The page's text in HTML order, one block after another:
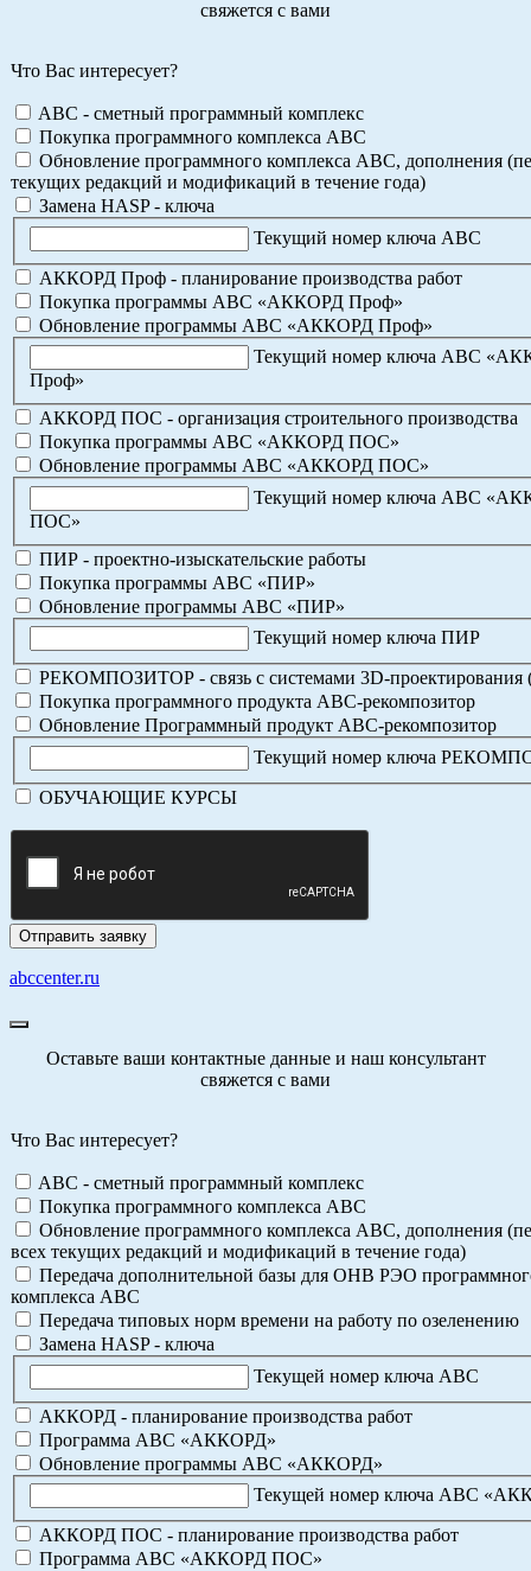
свяжется с вами
Что Вас интересует?
ABC - сметный программный комплекс
Покупка программного комплекса АВС
Обновление программного комплекса АВС, дополнения
текущих редакций и модификаций в течение года)
Замена HASP - ключа
Текущий номер ключа АВС
АККОРД Проф - планирование производства работ
Покупка программы АВС «АККОРД Проф»
Обновление программы АВС «АККОРД Проф»
Текущий номер ключа АВС
Проф»
АККОРД ПОС - организация строительного производства
Покупка программы АВС «АККОРД ПОС»
Обновление программы АВС «АККОРД ПОС»
Текущий номер ключа АВС
ПОС»
ПИР - проектно-изыскательские работы
Покупка программы АВС «ПИР»
Обновление программы АВС «ПИР»
Текущий номер ключа ПИР
РЕКОМПОЗИТОР - связь с системами 3D-проектирования
Покупка программного продукта АВС-рекомпозитор
Обновление Программный продукт АВС-рекомпозитор
Текущий номер ключа
ОБУЧАЮЩИЕ КУРСЫ
abccenter.ru
Оставьте ваши контактные данные и наш консультант
свяжется с вами
Что Вас интересует?
ABC - сметный программный комплекс
Покупка программного комплекса АВС
Обновление программного комплекса АВС, дополнения
всех текущих редакций и модификаций в течение года)
Передача дополнительной базы для ОНВ РЭО
комплекса АВС
Передача типовых норм времени на работу по озеленению
Замена HASP - ключа
Текущей номер ключа АВС
АККОРД - планирование производства работ
Программа АВС «АККОРД»
Обновление программы АВС «АККОРД»
Текущей номер ключа АВС
АККОРД ПОС - планирование производства работ
Программа АВС «АККОРД ПОС»